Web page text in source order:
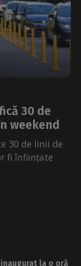
30 de
weekend
30 de linii de
fi înființate
la o oră